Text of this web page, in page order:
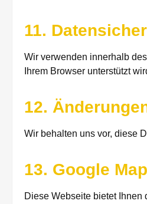
11.
Wir verwenden innerhalb
Ihrem Browser unterstützt
12.
Wir behalten uns vor, diese
13. Google
Diese Webseite bietet Ihnen